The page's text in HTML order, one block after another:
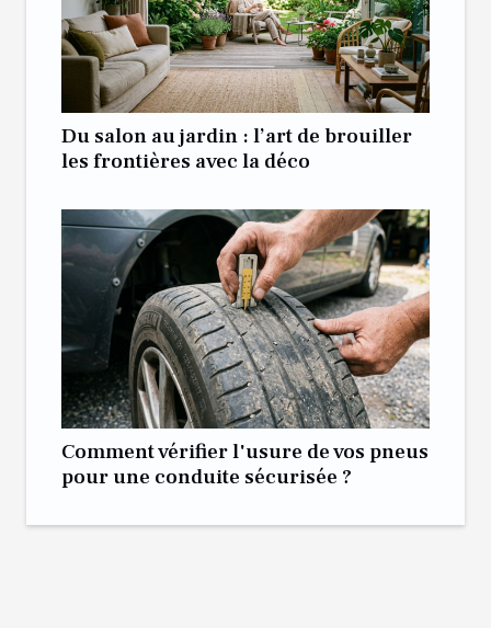
Du salon au jardin : l’art de brouiller
les frontières avec la déco
Comment vérifier l'usure de vos pneus
pour une conduite sécurisée ?